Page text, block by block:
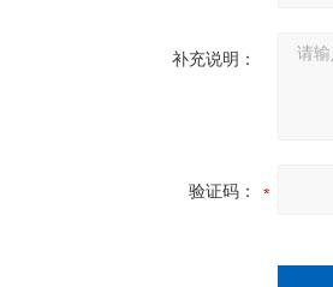
补充说明：
验证码：